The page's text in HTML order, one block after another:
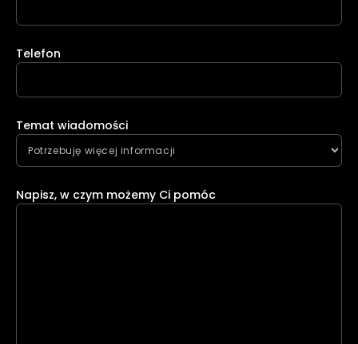
Telefon
Temat wiadomości
Napisz, w czym możemy Ci pomóc